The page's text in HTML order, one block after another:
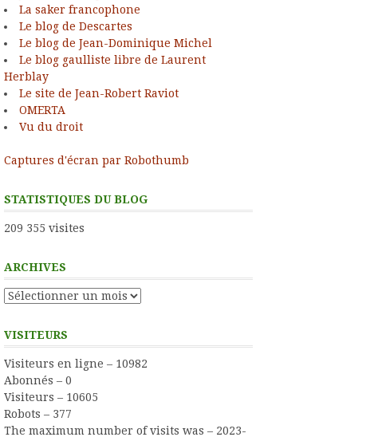
La saker francophone
Le blog de Descartes
Le blog de Jean-Dominique Michel
Le blog gaulliste libre de Laurent
Herblay
Le site de Jean-Robert Raviot
OMERTA
Vu du droit
Captures d'écran par Robothumb
STATISTIQUES DU BLOG
209 355 visites
ARCHIVES
Archives
VISITEURS
Visiteurs en ligne – 10982
Abonnés – 0
Visiteurs – 10605
Robots – 377
The maximum number of visits was – 2023-